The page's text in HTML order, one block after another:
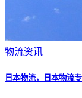
物流资讯
日本物流，日本物流